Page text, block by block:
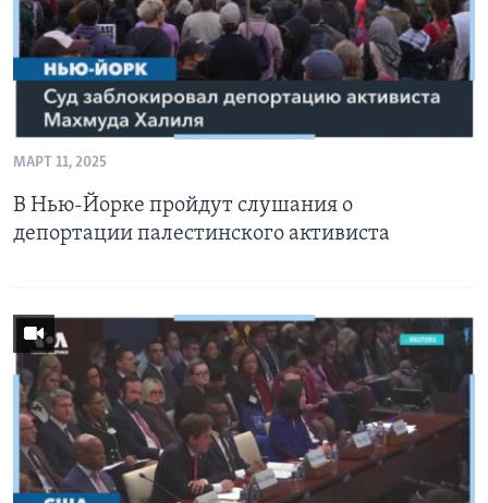
МАРТ 11, 2025
В Нью-Йорке пройдут слушания о
депортации палестинского активиста